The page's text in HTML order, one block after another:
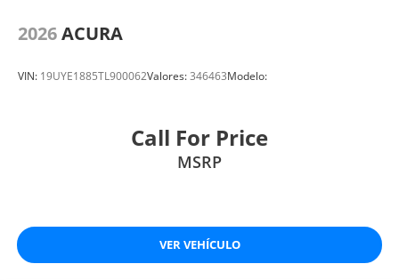
2026ACURA
VIN: 19UYE1885TL900062Valores:346463Modelo:
Call For Price
MSRP
VER VEHÍCULO